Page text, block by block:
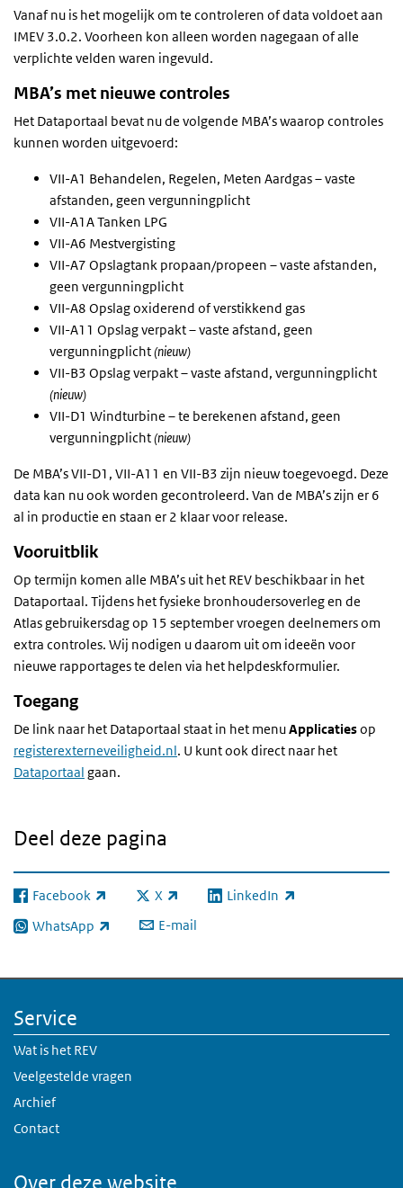
Vanaf nu is het mogelijk om te controleren of data voldoet aan
IMEV 3.0.2. Voorheen kon alleen worden nagegaan of alle
verplichte velden waren ingevuld.
MBA’s met nieuwe controles
Het Dataportaal bevat nu de volgende MBA’s waarop controles
kunnen worden uitgevoerd:
VII-A1 Behandelen, Regelen, Meten Aardgas – vaste
afstanden, geen vergunningplicht
VII-A1A Tanken LPG
VII-A6 Mestvergisting
VII-A7 Opslagtank propaan/propeen – vaste afstanden,
geen vergunningplicht
VII-A8 Opslag oxiderend of verstikkend gas
VII-A11 Opslag verpakt – vaste afstand, geen
vergunningplicht(nieuw)
VII-B3 Opslag verpakt – vaste afstand, vergunningplicht
(nieuw)
VII-D1 Windturbine – te berekenen afstand, geen
vergunningplicht(nieuw)
De MBA’s VII-D1, VII-A11 en VII-B3 zijn nieuw toegevoegd. Deze
data kan nu ook worden gecontroleerd. Van de MBA’s zijn er 6
al in productie en staan er 2 klaar voor release.
Vooruitblik
Op termijn komen alle MBA’s uit het REV beschikbaar in het
Dataportaal. Tijdens het fysieke bronhoudersoverleg en de
Atlas gebruikersdag op 15 september vroegen deelnemers om
extra controles. Wij nodigen u daarom uit om ideeën voor
nieuwe rapportages te delen via het helpdeskformulier.
Toegang
De link naar het Dataportaal staat in het menuApplicatiesop
registerexterneveiligheid.nl. U kunt ook direct naar het
Dataportaal gaan.
Deel deze pagina
Facebook
(externe link) X
(externe link) LinkedIn
(externe link)
WhatsApp
(externe link) E-mail
Service
Wat is het REV
Veelgestelde vragen
Archief
Contact
Over deze website